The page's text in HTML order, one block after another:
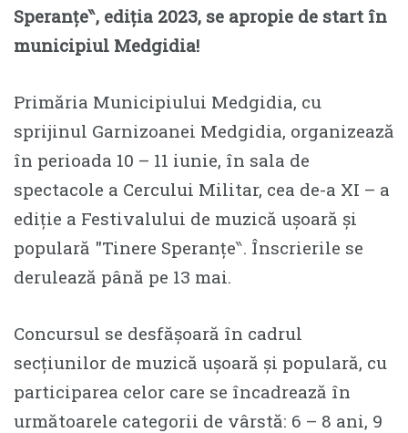
Speranțe‶, ediția 2023, se apropie de start în
municipiul Medgidia!
Primăria Municipiului Medgidia, cu
sprijinul Garnizoanei Medgidia, organizează
în perioada 10 – 11 iunie, în sala de
spectacole a Cercului Militar, cea de-a XI – a
ediție a Festivalului de muzică ușoară și
populară ″Tinere Speranțe‶. Înscrierile se
derulează până pe 13 mai.
Concursul se desfășoară în cadrul
secțiunilor de muzică ușoară și populară, cu
participarea celor care se încadrează în
următoarele categorii de vârstă: 6 – 8 ani, 9